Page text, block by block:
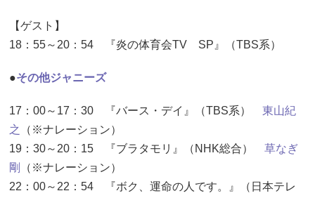
【ゲスト】
18：55～20：54 『炎の体育会TV SP』（TBS系）
●その他ジャニーズ
17：00～17：30 『バース・デイ』（TBS系） 東山紀
之
（※ナレーション）
19：30～20：15 『ブラタモリ』（NHK総合） 草なぎ
剛
（※ナレーション）
22：00～22：54 『ボク、運命の人です。』（日本テレ